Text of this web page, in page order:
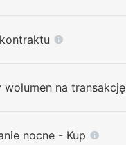
wolumen na transakcję
nocne - Kup